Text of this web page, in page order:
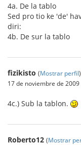
4a. De la tablo
Sed pro tio ke 'de'
diri:
4b. De sur la tablo
fizikisto (Mostrar perfil)
17 de noviembre de 2009
4c.) Sub la tablon.
Roberto12 (Mostrar